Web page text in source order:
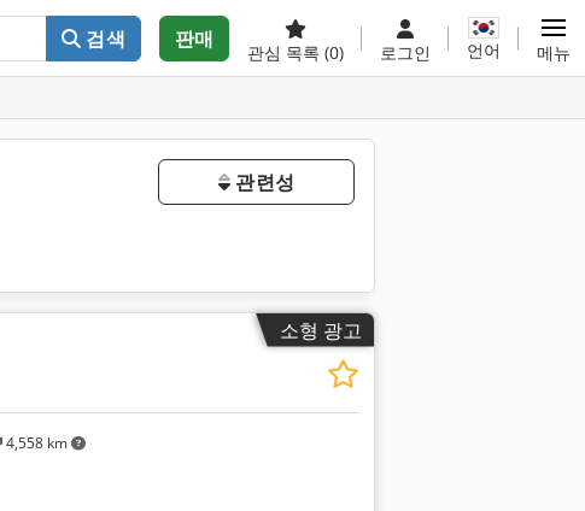
검색 판매
관심 목록 (0) 로그인 언어 메뉴
관련성
소형 광고
4,558 km